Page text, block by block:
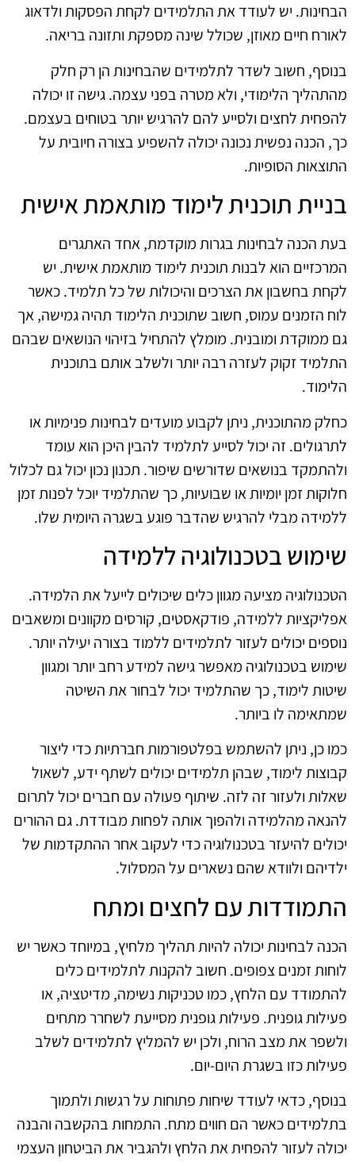
הבחינות. יש לעודד את התלמידים לקחת הפסקות ולדאוג
לאורח חיים מאוזן, שכולל שינה מספקת ותזונה בריאה.
בנוסף, חשוב לשדר לתלמידים שהבחינות הן רק חלק
מהתהליך הלימודי, ולא מטרה בפני עצמה. גישה זו יכולה
להפחית לחצים ולסייע להם להרגיש יותר בטוחים בעצמם.
כך, הכנה נפשית נכונה יכולה להשפיע בצורה חיובית על
התוצאות הסופיות.
בניית תוכנית לימוד מותאמת אישית
בעת הכנה לבחינות בגרות מוקדמת, אחד האתגרים
המרכזיים הוא לבנות תוכנית לימוד מותאמת אישית. יש
לקחת בחשבון את הצרכים והיכולות של כל תלמיד. כאשר
לוח הזמנים עמוס, חשוב שתוכנית הלימוד תהיה גמישה, אך
גם ממוקדת ומובנית. מומלץ להתחיל בזיהוי הנושאים שבהם
התלמיד זקוק לעזרה רבה יותר ולשלב אותם בתוכנית
הלימוד.
כחלק מהתוכנית, ניתן לקבוע מועדים לבחינות פנימיות או
לתרגולים. זה יכול לסייע לתלמיד להבין היכן הוא עומד
ולהתמקד בנושאים שדורשים שיפור. תכנון נכון יכול גם לכלול
חלוקות זמן יומיות או שבועיות, כך שהתלמיד יוכל לפנות זמן
ללמידה מבלי להרגיש שהדבר פוגע בשגרה היומית שלו.
שימוש בטכנולוגיה ללמידה
הטכנולוגיה מציעה מגוון כלים שיכולים לייעל את הלמידה.
אפליקציות ללמידה, פודקאסטים, קורסים מקוונים ומשאבים
נוספים יכולים לעזור לתלמידים ללמוד בצורה יעילה יותר.
שימוש בטכנולוגיה מאפשר גישה למידע רחב יותר ומגוון
שיטות לימוד, כך שהתלמיד יכול לבחור את השיטה
שמתאימה לו ביותר.
כמו כן, ניתן להשתמש בפלטפורמות חברתיות כדי ליצור
קבוצות לימוד, שבהן תלמידים יכולים לשתף ידע, לשאול
שאלות ולעזור זה לזה. שיתוף פעולה עם חברים יכול לתרום
להנאה מהלמידה ולהפוך אותה לפחות מבודדת. גם ההורים
יכולים להיעזר בטכנולוגיה כדי לעקוב אחר ההתקדמות של
ילדיהם ולוודא שהם נשארים על המסלול.
התמודדות עם לחצים ומתח
הכנה לבחינות יכולה להיות תהליך מלחיץ, במיוחד כאשר יש
לוחות זמנים צפופים. חשוב להקנות לתלמידים כלים
להתמודד עם הלחץ, כמו טכניקות נשימה, מדיטציה, או
פעילות גופנית. פעילות גופנית מסייעת לשחרר מתחים
ולשפר את מצב הרוח, ולכן יש להמליץ לתלמידים לשלב
פעילות כזו בשגרת היום-יום.
בנוסף, כדאי לעודד שיחות פתוחות על רגשות ולתמוך
בתלמידים כאשר הם חווים מתח. התמחות בהקשבה והבנה
יכולה לעזור להפחית את הלחץ ולהגביר את הביטחון העצמי